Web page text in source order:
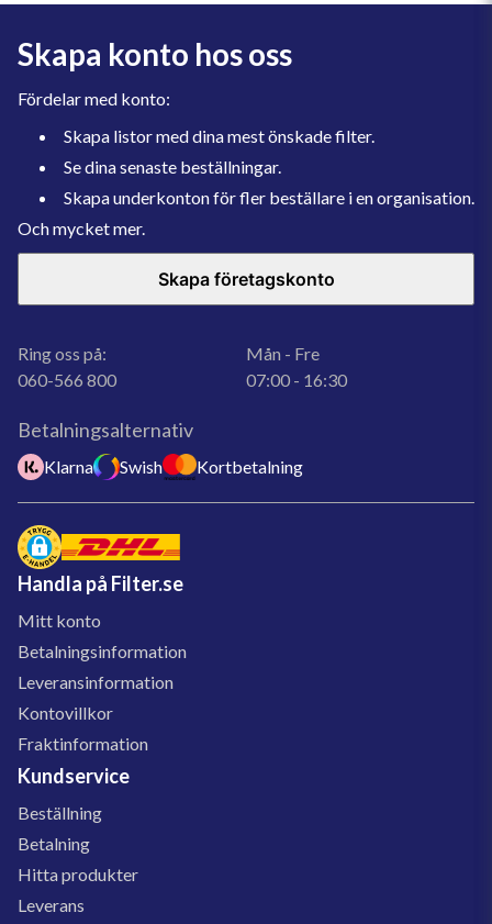
Skapa konto hos oss
Fördelar med konto:
Skapa listor med dina mest önskade filter.
Se dina senaste beställningar.
Skapa underkonton för fler beställare i en organisation.
Och mycket mer.
Skapa företagskonto
Ring oss på:
060-566 800
Mån - Fre
07:00 - 16:30
Betalningsalternativ
Klarna Swish Kortbetalning
Handla på Filter.se
Mitt konto
Betalningsinformation
Leveransinformation
Kontovillkor
Fraktinformation
Kundservice
Beställning
Betalning
Hitta produkter
Leverans